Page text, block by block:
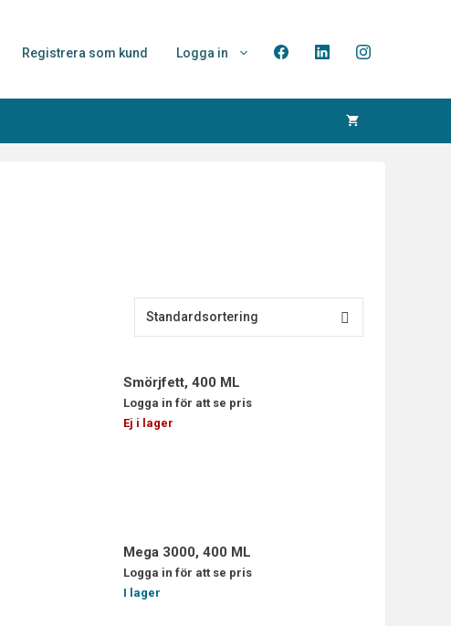
Registrera som kund Logga in
Smörjfett, 400 ML
Logga in för att se pris
Ej i lager
Mega 3000, 400 ML
Logga in för att se pris
I lager